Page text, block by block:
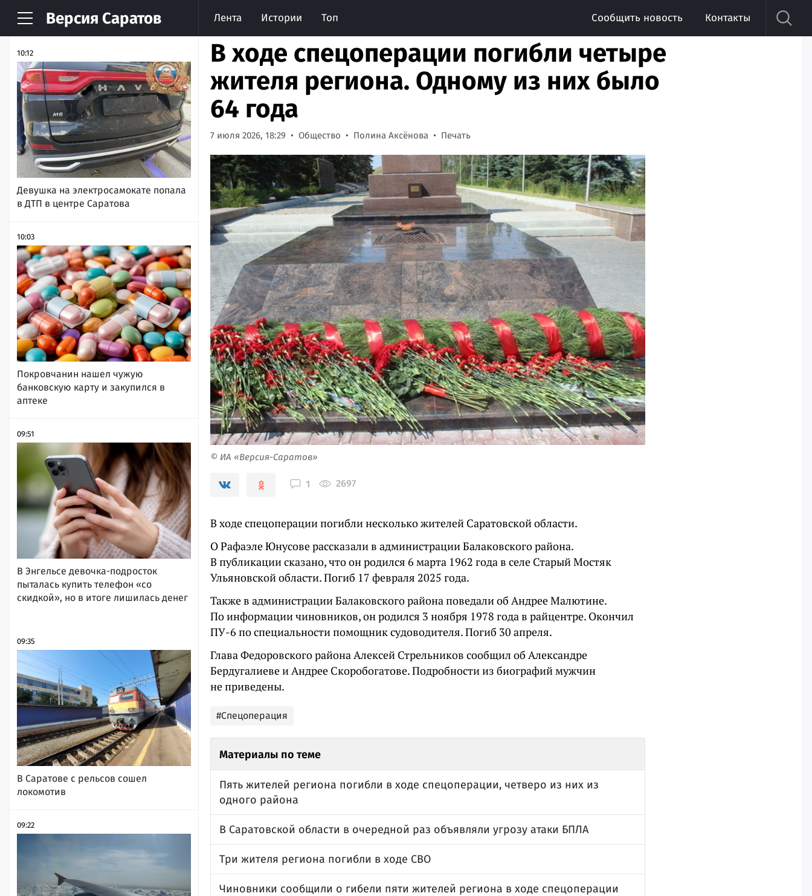
Версия Саратов Лента Истории Топ Сообщить новость Контакты
НОВОСТИ АРХИВ
10:12
Девушка на электросамокате попала
в ДТП в центре Саратова
10:03
Покровчанин нашел чужую
банковскую карту и закупился в
аптеке
09:51
В Энгельсе девочка-подросток
пыталась купить телефон «со
скидкой», но в итоге лишилась денег
09:35
В Саратове с рельсов сошел
локомотив
09:22
В ходе спецоперации погибли четыре
жителя региона. Одному из них было
64 года
7 июля 2026, 18:29 Общество Полина Аксёнова Печать
© ИА «Версия-Саратов»
1 2697
В ходе спецоперации погибли несколько жителей Саратовской области.
О Рафаэле Юнусове рассказали в администрации Балаковского района.
В публикации сказано, что он родился 6 марта 1962 года в селе Старый Мостяк
Ульяновской области. Погиб 17 февраля 2025 года.
Также в администрации Балаковского района поведали об Андрее Малютине.
По информации чиновников, он родился 3 ноября 1978 года в райцентре. Окончил
ПУ-6 по специальности помощник судоводителя. Погиб 30 апреля.
Глава Федоровского района Алексей Стрельников сообщил об Александре
Бердугалиеве и Андрее Скоробогатове. Подробности из биографий мужчин
не приведены.
#Спецоперация
Материалы по теме
Пять жителей региона погибли в ходе спецоперации, четверо из них из
одного района
В Саратовской области в очередной раз объявляли угрозу атаки БПЛА
Три жителя региона погибли в ходе СВО
Чиновники сообщили о гибели пяти жителей региона в ходе спецоперации